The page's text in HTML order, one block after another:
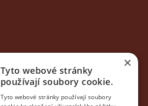
×
Tyto webové stránky
používají soubory cookie.
Tyto webové stránky používají soubory